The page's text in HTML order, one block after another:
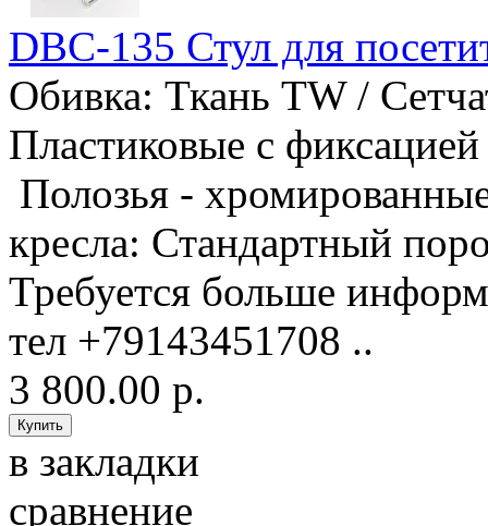
DBC-135 Стул для
Обивка: Ткань TW /
Пластиковые с
Полозья -
кресла: Стандартный
Требуется больше
тел +79143451708 ..
3 800.00 р.
в закладки
сравнение